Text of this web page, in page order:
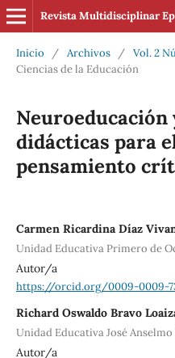
Revista Multidisciplinar
Inicio / Archivos / Vol. 2
Ciencias de la Educación
didácticas para
pensamiento
Carmen Ricardina Díaz
Unidad Educativa Primero de
Autor/a
https://orcid.org/0009-0009-
Richard Oswaldo Bravo
Unidad Educativa José
Autor/a